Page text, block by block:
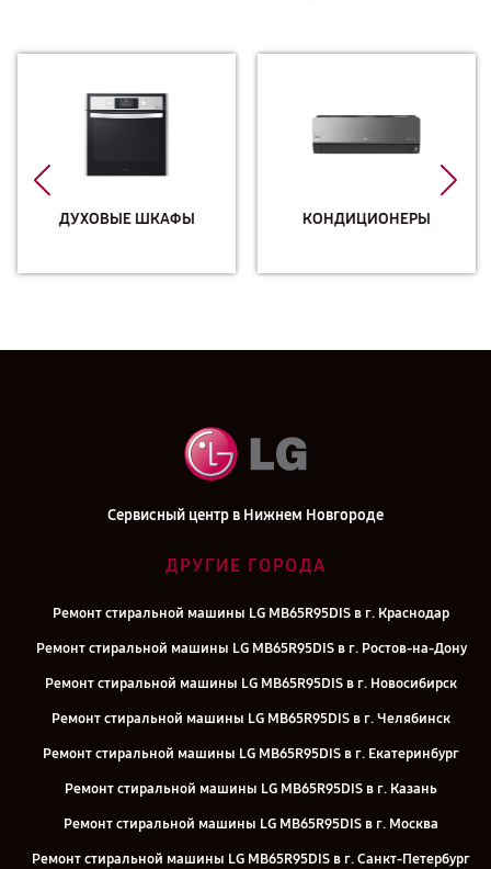
ДУХОВЫЕ ШКАФЫ КОНДИЦИОНЕРЫ
Сервисный центр в Нижнем Новгороде
ДРУГИЕ ГОРОДА
Ремонт стиральной машины LG MB65R95DIS в г. Краснодар
Ремонт стиральной машины LG MB65R95DIS в г. Ростов-на-Дону
Ремонт стиральной машины LG MB65R95DIS в г. Новосибирск
Ремонт стиральной машины LG MB65R95DIS в г. Челябинск
Ремонт стиральной машины LG MB65R95DIS в г. Екатеринбург
Ремонт стиральной машины LG MB65R95DIS в г. Казань
Ремонт стиральной машины LG MB65R95DIS в г. Москва
Ремонт стиральной машины LG MB65R95DIS в г. Санкт-Петербург